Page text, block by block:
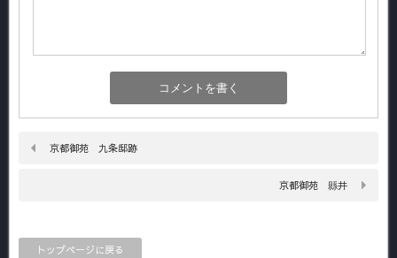
京都御苑 九条邸跡
京都御苑 縣井
トップページに戻る